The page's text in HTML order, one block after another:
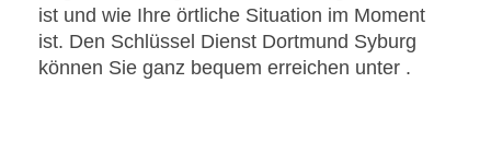
ist und wie Ihre örtliche Situation im Moment
ist. Den Schlüssel Dienst Dortmund Syburg
können Sie ganz bequem erreichen unter .